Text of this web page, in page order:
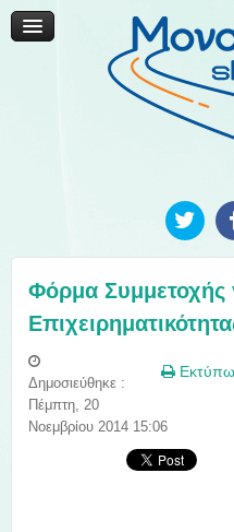
Μονοπάτια
Ανακοινώσεις
Φωτογραφίες
Φόρμα Συμμετοχής
Δημοσιεύθηκε :
Πέμπτη, 20
Νοεμβρίου 2014 15:06